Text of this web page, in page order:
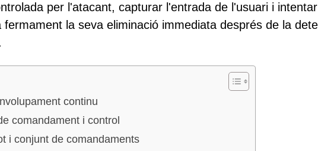
per l'atacant, capturar l'entrada de l'usuari i
la seva eliminació immediata després de la
continu
comandament i control
i conjunt de comandaments